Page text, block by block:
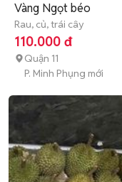
Vàng Ngọt béo
Rau, củ, trái cây
110.000 đ
Quận 11
P. Minh Phụng mới